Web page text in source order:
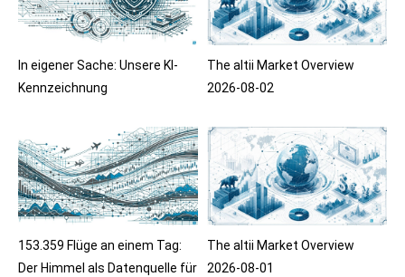
In eigener Sache: Unsere KI-
Kennzeichnung
The altii Market Overview
2026-08-02
153.359 Flüge an einem Tag:
Der Himmel als Datenquelle für
The altii Market Overview
2026-08-01